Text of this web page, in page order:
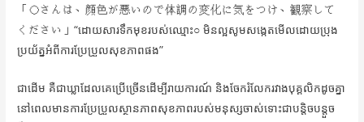
「◯さんは、顔色が悪いので体調の変化に気をつけ、観察して
ください」“ដោយសារទឹកមុខរបស់ឈ្មោះ○ មិនល្អសូមសង្កេតមើលដោយប្រុង
ប្រយ័ត្នអំពីការប្រែប្រួលសុខភាពផង”
ជាដើម គឺជាឃ្លាដែលគេប្រើច្រើនដើម្បីរាយការណ៍ និងចែករំលែករវាងបុគ្គលិកដូចគ្នា
នៅពេលមានការប្រែប្រួលស្ថានភាពសុខភាពរបស់មនុស្សចាស់ទោះជាបន្តិចបន្តួច